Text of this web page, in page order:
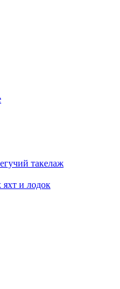
такелаж
и лодок